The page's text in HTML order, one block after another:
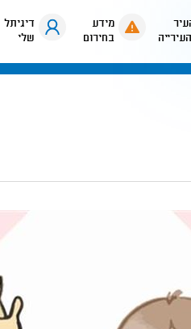
מידע
בחירום
דיגיתל
שלי